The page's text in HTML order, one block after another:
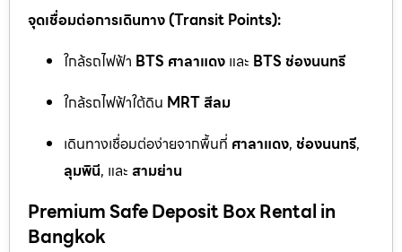
จุดเชื่อมต่อการเดินทาง (Transit Points):
ใกล้รถไฟฟ้า BTS ศาลาแดง และ BTS ช่องนนทรี
ใกล้รถไฟฟ้าใต้ดิน MRT สีลม
เดินทางเชื่อมต่อง่ายจากพื้นที่ ศาลาแดง, ช่องนนทรี,
ลุมพินี, และ สามย่าน
Premium Safe Deposit Box Rental in
Bangkok